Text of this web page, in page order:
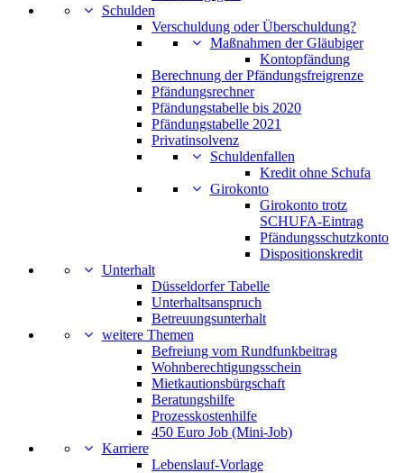
Schulden
Verschuldung oder Überschuldung?
Maßnahmen der Gläubiger
Kontopfändung
Berechnung der Pfändungsfreigrenze
Pfändungsrechner
Pfändungstabelle bis 2020
Pfändungstabelle 2021
Privatinsolvenz
Schuldenfallen
Kredit ohne Schufa
Girokonto
Girokonto trotz
SCHUFA-Eintrag
Pfändungsschutzkonto
Dispositionskredit
Unterhalt
Düsseldorfer Tabelle
Unterhaltsanspruch
Betreuungsunterhalt
weitere Themen
Befreiung vom Rundfunkbeitrag
Wohnberechtigungsschein
Mietkautionsbürgschaft
Beratungshilfe
Prozesskostenhilfe
450 Euro Job (Mini-Job)
Karriere
Lebenslauf-Vorlage